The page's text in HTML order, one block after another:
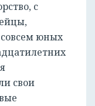
с
совсем юных
свои